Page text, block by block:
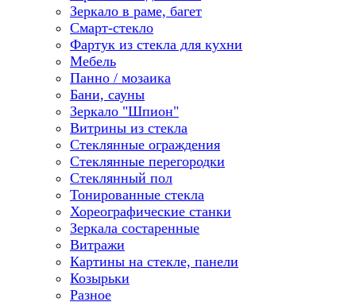
Зеркало в раме, багет
Смарт-стекло
Фартук из стекла для кухни
Мебель
Панно / мозаика
Бани, сауны
Зеркало "Шпион"
Витрины из стекла
Стеклянные ограждения
Стеклянные перегородки
Стеклянный пол
Тонированные стекла
Хореографические станки
Зеркала состаренные
Витражи
Картины на стекле, панели
Козырьки
Разное